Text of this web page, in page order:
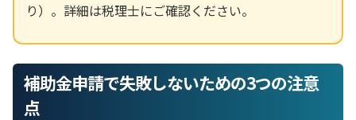
り）。詳細は税理士にご確認ください。
補助金申請で失敗しないための3つの注意
点